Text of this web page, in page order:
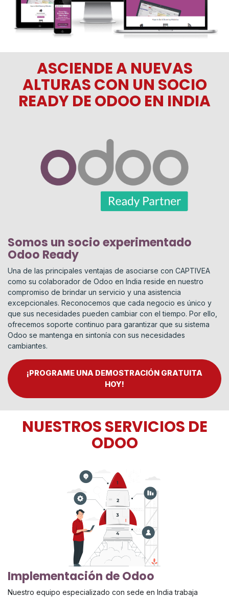
ASCIENDE A NUEVAS
ALTURAS CON UN SOCIO
READY DE ODOO EN INDIA
Somos un socio experimentado
Odoo Ready
Una de las principales ventajas de asociarse con CAPTIVEA
como su colaborador de Odoo en India reside en nuestro
compromiso de brindar un servicio y una asistencia
excepcionales. Reconocemos que cada negocio es único y
que sus necesidades pueden cambiar con el tiempo. Por ello,
ofrecemos soporte continuo para garantizar que su sistema
Odoo se mantenga en sintonía con sus necesidades
cambiantes.
¡PROGRAME UNA DEMOSTRACIÓN GRATUITA
HOY!
NUESTROS SERVICIOS DE
ODOO
Implementación de Odoo
Nuestro equipo especializado con sede en India trabaja